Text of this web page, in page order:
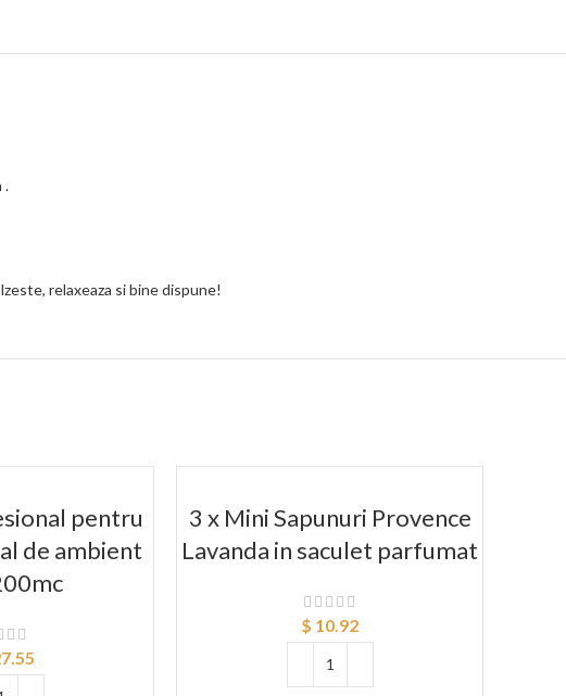
.
relaxeaza si bine dispune!
pentru
de ambient
3 x Mini Sapunuri Provence
Lavanda in saculet parfumat
$ 10.92